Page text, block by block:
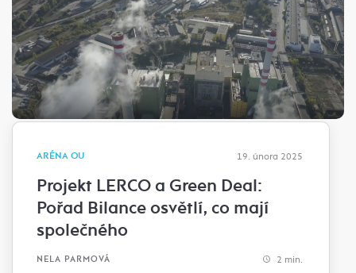
ARÉNA OU 19. února 2025
Projekt LERCO a Green Deal:
Pořad Bilance osvětlí, co mají
společného
NELA PARMOVÁ 2 min.